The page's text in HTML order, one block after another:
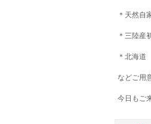
＊天然自
＊三陸
＊北海
などご用
今日もご